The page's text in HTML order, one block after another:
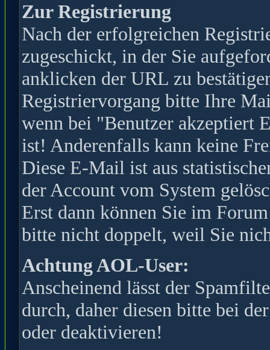
Zur Registrierung
Nach der erfolgreichen
zugeschickt, in der Sie
anklicken der URL zu
Registriervorgang bitte Ihre
wenn bei "Benutzer akzeptiert
ist! Anderenfalls kann keine
Diese E-Mail ist aus
der Account vom System
Erst dann können Sie im
bitte nicht doppelt, weil Sie
Achtung AOL-User:
Anscheinend lässt der
durch, daher diesen bitte bei
oder deaktivieren!